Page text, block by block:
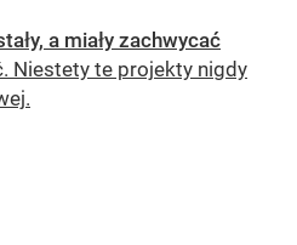
a miały zachwycać
Niestety te projekty nigdy